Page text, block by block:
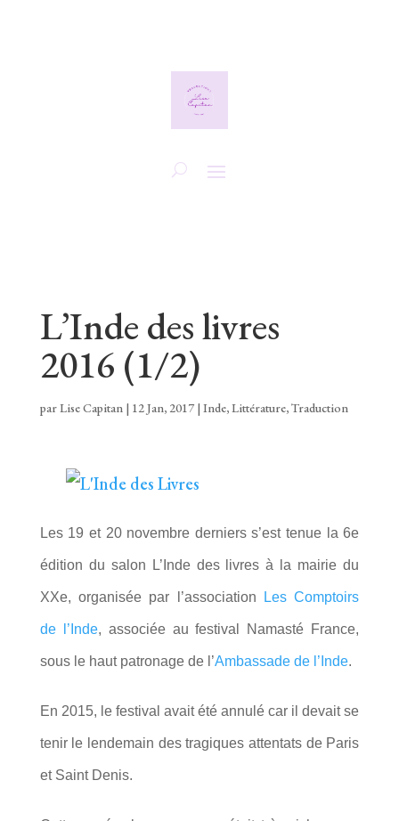
L’Inde des livres
2016 (1/2)
parLise Capitan | 12 Jan, 2017| Inde,Littérature,Traduction
Les 19 et 20 novembre derniers s’est tenue la 6e
édition du salon L’Inde des livres à la mairie du
XXe, organisée par l’association Les Comptoirs
de l’Inde, associée au festival Namasté France,
sous le haut patronage de l’Ambassade de l’Inde.
En 2015, le festival avait été annulé car il devait se
tenir le lendemain des tragiques attentats de Paris
et Saint Denis.